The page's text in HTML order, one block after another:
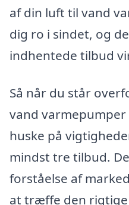
af din luft til vand
dig ro i sindet, og
indhentede tilbud
Så når du står
vand
huske på
mindst tre tilbud.
forståelse af
at træffe den